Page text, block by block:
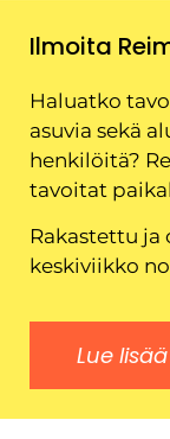
Ilmoita
Haluatko
asuvia sekä
henkilöitä?
tavoitat
Rakastettu
keskiviikko
Lue